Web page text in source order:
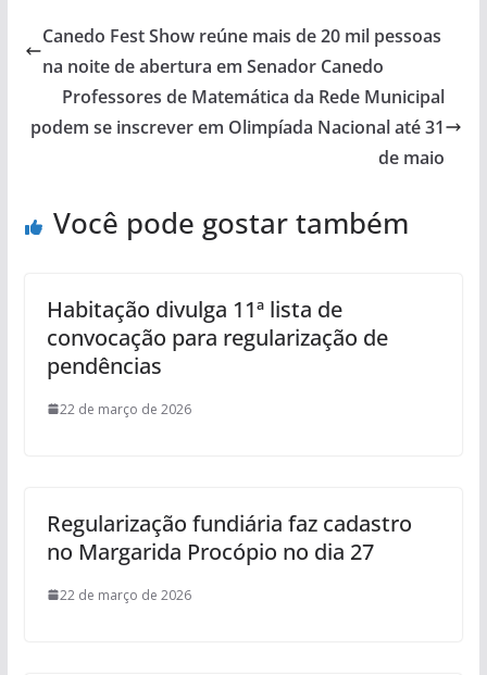
Canedo Fest Show reúne mais de 20 mil pessoas
na noite de abertura em Senador Canedo
Professores de Matemática da Rede Municipal
podem se inscrever em Olimpíada Nacional até 31
de maio
Você pode gostar também
Habitação divulga 11ª lista de
convocação para regularização de
pendências
22 de março de 2026
Regularização fundiária faz cadastro
no Margarida Procópio no dia 27
22 de março de 2026